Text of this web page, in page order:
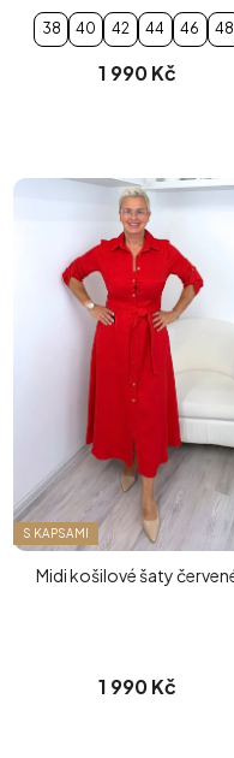
38 40 42 44 46 48
1 990 Kč
S KAPSAMI
Midi košilové šaty
1 990 Kč